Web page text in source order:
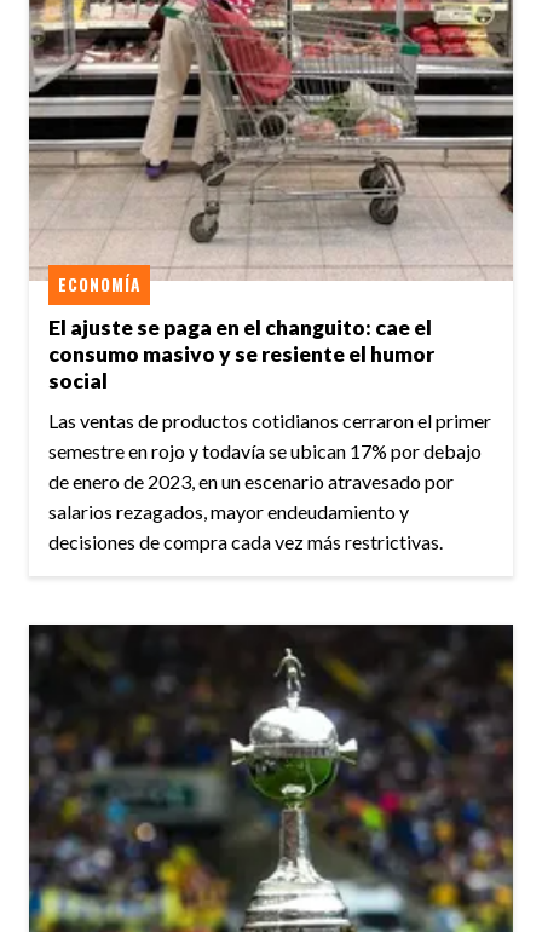
El ajuste se paga en el changuito: cae el
consumo masivo y se resiente el humor
social
ECONOMÍA
Las ventas de productos cotidianos cerraron el primer
semestre en rojo y todavía se ubican 17% por debajo
de enero de 2023, en un escenario atravesado por
salarios rezagados, mayor endeudamiento y
decisiones de compra cada vez más restrictivas.